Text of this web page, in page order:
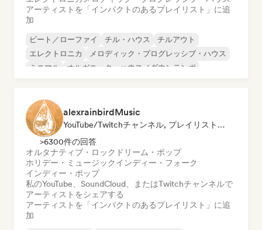
アーティストを「インパクトのあるプレイリスト」に追
加
ビート／ローファイ チル・ハウス
チルアウト
エレクトロニカ
メロディック・プログレッシブ・ハウス
ミニマル
オルガニック・ハウス／ダウンテンポ
alexrainbirdMusic
YouTube/Twitchチャンネル, プレイリスト・キュレーター
>6300件の回答
オルタナティブ・ロック ドリーム・ポップ
ホリデー・ミュージックインディー・フォーク
インディー・ポップ
私のYouTube、SoundCloud、またはTwitchチャンネルで
アーティストをシェアする
アーティストを「インパクトのあるプレイリスト」に追
加